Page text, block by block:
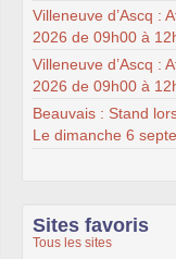
Villeneuve d’Ascq :
2026 de 09h00 à
Villeneuve d’Ascq :
2026 de 09h00 à
Beauvais : Stand
Le dimanche 6
Sites favoris
Tous les sites